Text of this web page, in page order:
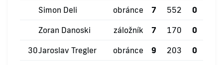
Simon Deli obránce 7 552 0
Zoran Danoski záložník 7 170 0
30Jaroslav Tregler obránce 9 203 0